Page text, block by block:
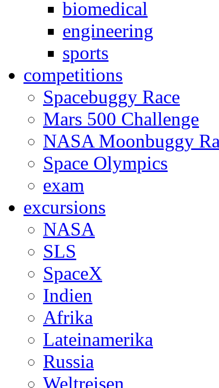
biomedical
engineering
sports
competitions
Spacebuggy Race
Mars 500 Challenge
NASA Moonbuggy
Space Olympics
exam
excursions
NASA
SLS
SpaceX
Indien
Afrika
Lateinamerika
Russia
Weltreisen